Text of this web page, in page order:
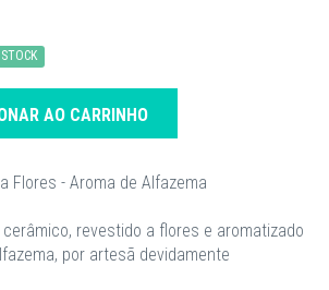
AO CARRINHO
Flores - Aroma de Alfazema
cerâmico, revestido a flores e aromatizado
por artesã devidamente